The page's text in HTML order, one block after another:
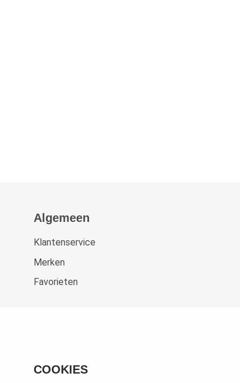
Algemeen
Klantenservice
Merken
Favorieten
COOKIES